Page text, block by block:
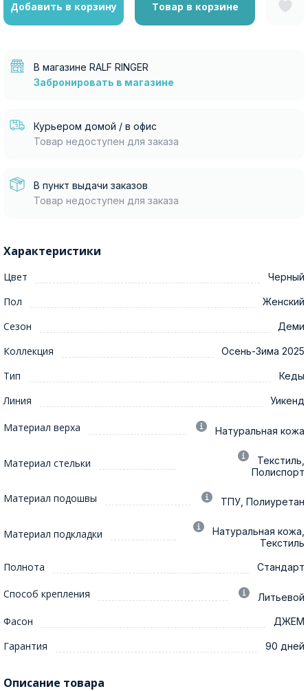
Добавить в корзину Товар в корзине
В магазине RALF RINGER
Забронировать в магазине
Курьером домой / в офис
Товар недоступен для заказа
В пункт выдачи заказов
Товар недоступен для заказа
Характеристики
Цвет Черный
Пол Женский
Сезон Деми
Коллекция Осень-Зима 2025
Тип Кеды
Линия Уикенд
Материал верха Натуральная кожа
Материал стельки
Текстиль,
Полиспорт
Материал подошвы ТПУ, Полиуретан
Материал подкладки
Натуральная кожа,
Текстиль
Полнота Стандарт
Способ крепления Литьевой
Фасон ДЖЕМ
Гарантия 90 дней
Описание товара